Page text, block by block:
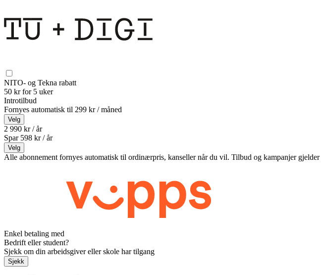
NITO- og Tekna rabatt
50 kr for 5 uker
Introtilbud
Fornyes automatisk til 299 kr / måned
Velg
2 990 kr / år
Spar 598 kr /år
Velg
Alle abonnement fornyes automatisk til ordinærpris, kanseller når du vil. Tilbud og kampanjer gjelder
Enkel betaling med
Bedrift eller student?
Sjekk om din arbeidsgiver eller skole har tilgang
Sjekk